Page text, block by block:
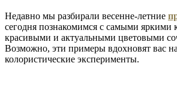
Недавно мы разбирали весенне-летние
сегодня познакомимся с самыми яркими
красивыми и актуальными цветовыми
Возможно, эти примеры вдохновят вас
колористические эксперименты.